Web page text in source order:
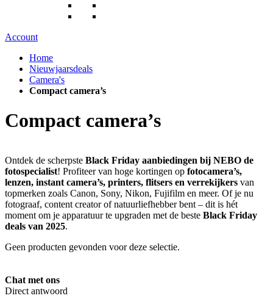
Account
Home
Nieuwjaarsdeals
Camera's
Compact camera’s
Compact camera’s
Ontdek de scherpste Black Friday aanbiedingen bij NEBO de
fotospecialist! Profiteer van hoge kortingen op fotocamera’s,
lenzen, instant camera’s, printers, flitsers en verrekijkers van
topmerken zoals Canon, Sony, Nikon, Fujifilm en meer. Of je nu
fotograaf, content creator of natuurliefhebber bent – dit is hét
moment om je apparatuur te upgraden met de beste Black Friday
deals van 2025.
Geen producten gevonden voor deze selectie.
Chat met ons
Direct antwoord